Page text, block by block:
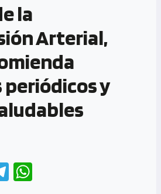
la
Arterial,
y
Te